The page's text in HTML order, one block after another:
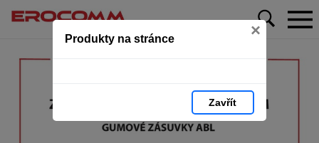
Produkty na stránce ×
Zavřít